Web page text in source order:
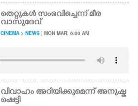
തെറ്റുകൾ സംഭവിച്ചെന്ന് മീര
വാസുദേവ്
CINEMA > NEWS | MON MAR, 6:00 AM
വിവാഹം അറിയിക്കുമെന്ന് അനുഷ്ക
ഷെട്ടി